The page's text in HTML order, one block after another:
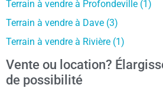
Terrain à vendre à Profondeville (1)
Terrain à vendre à Dave (3)
Terrain à vendre à Rivière (1)
Vente ou location?
de possibilité